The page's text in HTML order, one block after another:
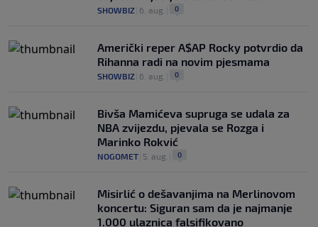
SHOWBIZ 6. aug. 0
Američki reper A$AP Rocky potvrdio da
Rihanna radi na novim pjesmama
SHOWBIZ 6. aug. 0
Bivša Mamićeva supruga se udala za
NBA zvijezdu, pjevala se Rozga i
Marinko Rokvić
NOGOMET 5. aug. 0
Misirlić o dešavanjima na Merlinovom
koncertu: Siguran sam da je najmanje
1.000 ulaznica falsifikovano